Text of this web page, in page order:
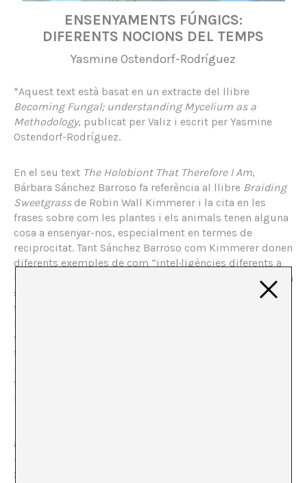
ENSENYAMENTS FÚNGICS:
DIFERENTS NOCIONS DEL TEMPS
Yasmine Ostendorf-Rodríguez
*Aquest text està basat en un extracte del llibre
Becoming Fungal; understanding Mycelium as a
Methodology, publicat per Valiz i escrit per Yasmine
Ostendorf-Rodríguez.
En el seu text The Holobiont That Therefore I Am,
Bárbara Sánchez Barroso fa referència al llibre Braiding
Sweetgrass de Robin Wall Kimmerer i la cita en les
frases sobre com les plantes i els animals tenen alguna
cosa a ensenyar-nos, especialment en termes de
reciprocitat. Tant Sánchez Barroso com Kimmerer donen
diferents exemples de com “intel·ligències diferents a
les nostres” poden ser grans mestres per als humans. Ja
siguin les abelles de dol que Sánchez Barroso descriu
tan bellament, o la relació recíproca que el poble
Potowatomi té amb l’herba búfal que creix a les seves
terres, ambdues assenyalen que: “no hem de resoldre
tot per nosaltres mateixos, ja que els mestres estan al
nostre voltant”. Els mestres més que humans
fonamentals en la meva vida han estat els fongs. Com
molts altres, em vaig inspirar en el llibre
altres, em va portar a renunciar a la meva feina en una
institució d’art per convertir-me en una agricultora
xiitake al Brasil rural. Em converteixo en una